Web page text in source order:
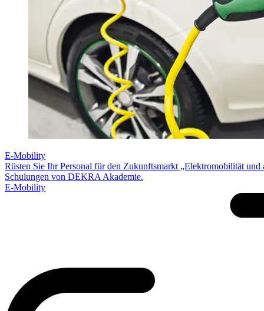
E-Mobility
Rüsten Sie Ihr Personal für den Zukunftsmarkt „Elektromobilität und
Schulungen von DEKRA Akademie.
E-Mobility